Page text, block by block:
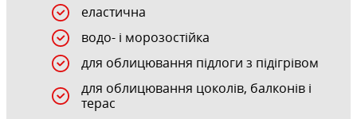
еластична
водо- і морозостійка
для облицювання підлоги з підігрівом
для облицювання цоколів, балконів і
терас